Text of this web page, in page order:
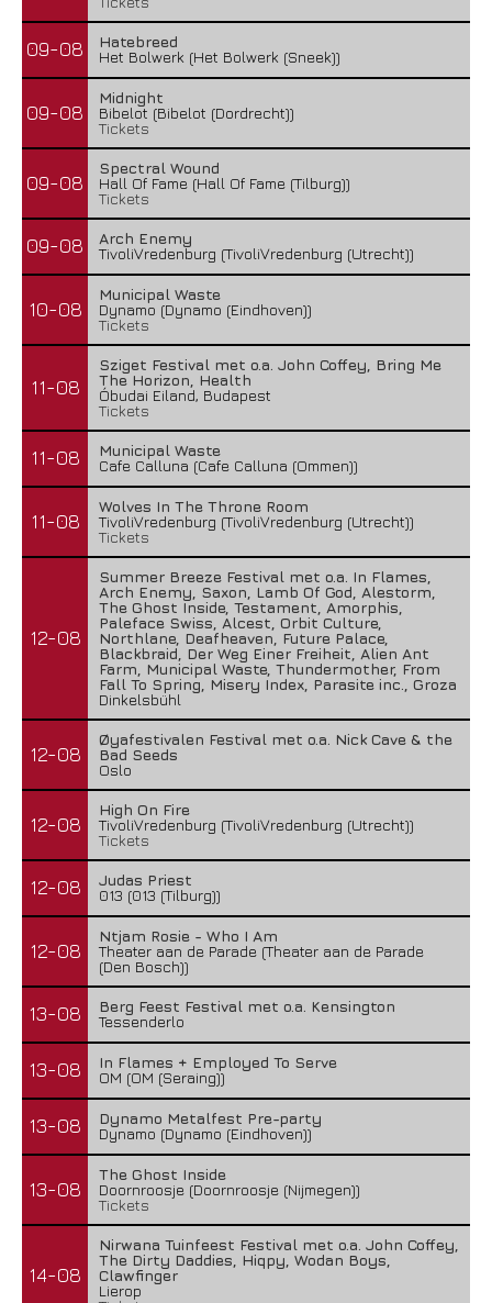
09-08
Hatebreed
Het Bolwerk (Het Bolwerk (Sneek))
09-08
Midnight
Bibelot (Bibelot (Dordrecht))
Tickets
09-08
Spectral Wound
Hall Of Fame (Hall Of Fame (Tilburg))
Tickets
09-08
Arch Enemy
TivoliVredenburg (TivoliVredenburg (Utrecht))
10-08
Municipal Waste
Dynamo (Dynamo (Eindhoven))
Tickets
11-08
Sziget Festival met o.a. John Coffey, Bring Me
The Horizon, Health
Óbudai Eiland, Budapest
Tickets
11-08
Municipal Waste
Cafe Calluna (Cafe Calluna (Ommen))
11-08
Wolves In The Throne Room
TivoliVredenburg (TivoliVredenburg (Utrecht))
Tickets
12-08
Summer Breeze Festival met o.a. In Flames,
Arch Enemy, Saxon, Lamb Of God, Alestorm,
The Ghost Inside, Testament, Amorphis,
Paleface Swiss, Alcest, Orbit Culture,
Northlane, Deafheaven, Future Palace,
Blackbraid, Der Weg Einer Freiheit, Alien Ant
Farm, Municipal Waste, Thundermother, From
Fall To Spring, Misery Index, Parasite inc., Groza
Dinkelsbühl
12-08
Øyafestivalen Festival met o.a. Nick Cave & the
Bad Seeds
Oslo
12-08
High On Fire
TivoliVredenburg (TivoliVredenburg (Utrecht))
Tickets
12-08
Judas Priest
013 (013 (Tilburg))
12-08
Ntjam Rosie - Who I Am
Theater aan de Parade (Theater aan de Parade
(Den Bosch))
13-08
Berg Feest Festival met o.a. Kensington
Tessenderlo
13-08
In Flames + Employed To Serve
OM (OM (Seraing))
13-08
Dynamo Metalfest Pre-party
Dynamo (Dynamo (Eindhoven))
13-08
The Ghost Inside
Doornroosje (Doornroosje (Nijmegen))
Tickets
14-08
Nirwana Tuinfeest Festival met o.a. John Coffey,
The Dirty Daddies, Hiqpy, Wodan Boys,
Clawfinger
Lierop